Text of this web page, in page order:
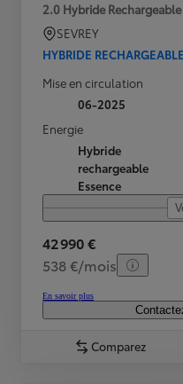
2.0 Hybride
SEVREY
HYBRIDE RECHARGEABLE
Mise en circulation
06-2025
Energie
Hybride
rechargeable
Essence
42 990 €
538 €/mois
En savoir plus
Comparez